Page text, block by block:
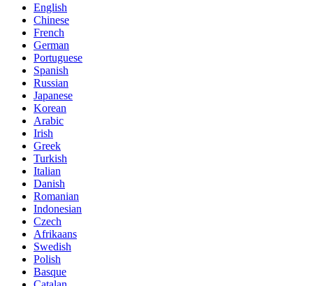
English
Chinese
French
German
Portuguese
Spanish
Russian
Japanese
Korean
Arabic
Irish
Greek
Turkish
Italian
Danish
Romanian
Indonesian
Czech
Afrikaans
Swedish
Polish
Basque